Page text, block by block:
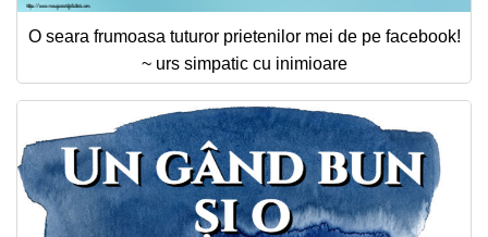
O seara frumoasa tuturor prietenilor mei de pe facebook!
~ urs simpatic cu inimioare